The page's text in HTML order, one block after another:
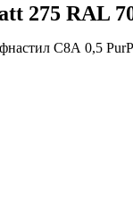
275 RAL
С8А 0,5